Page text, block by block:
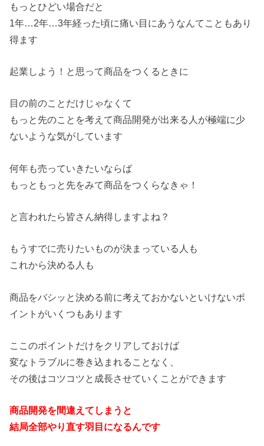
もっとひどい場合だと
1年…2年…3年経った頃に痛い目にあうなんてこともあり
得ます
起業しよう！と思って商品をつくるときに
目の前のことだけじゃなくて
もっと先のことを考えて商品開発が出来る人が極端に少
ないような気がしています
何年も売っていきたいならば
もっともっと先をみて商品をつくらなきゃ！
と言われたら皆さん納得しますよね？
もうすでに売りたいものが決まっている人も
これから決める人も
商品をバシッと決める前に考えておかないといけないポ
イントがいくつもあります
ここのポイントだけをクリアしておけば
変なトラブルに巻き込まれることなく、
その後はコツコツと成長させていくことができます
商品開発を間違えてしまうと
結局全部やり直す羽目になるんです